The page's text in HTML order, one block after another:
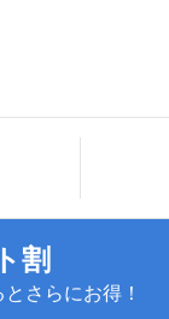
割
さらにお得！